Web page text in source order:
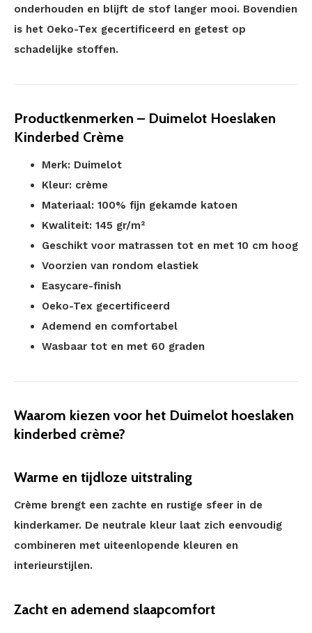
onderhouden en blijft de stof langer mooi. Bovendien
is het Oeko-Tex gecertificeerd en getest op
schadelijke stoffen.
Productkenmerken – Duimelot Hoeslaken
Kinderbed Crème
Merk: Duimelot
Kleur: crème
Materiaal: 100% fijn gekamde katoen
Kwaliteit: 145 gr/m²
Geschikt voor matrassen tot en met 10 cm hoog
Voorzien van rondom elastiek
Easycare-finish
Oeko-Tex gecertificeerd
Ademend en comfortabel
Wasbaar tot en met 60 graden
Waarom kiezen voor het Duimelot hoeslaken
kinderbed crème?
Warme en tijdloze uitstraling
Crème brengt een zachte en rustige sfeer in de
kinderkamer. De neutrale kleur laat zich eenvoudig
combineren met uiteenlopende kleuren en
interieurstijlen.
Zacht en ademend slaapcomfort